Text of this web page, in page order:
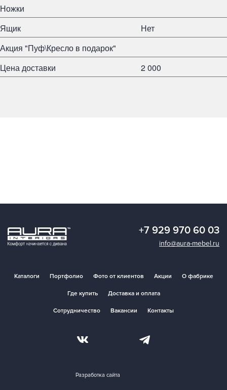
Ножки
Ящик
Нет
Акция "Пуф\Кресло в подарок"
Цена доставки
2 000
+7 929 970 60 03
info@aura-mebel.ru
Каталоги Портфолио Фото от клиентов Акции О фабрике
Где купить Доставка и оплата
Сотрудничество Вакансии Контакты
Разработка сайта